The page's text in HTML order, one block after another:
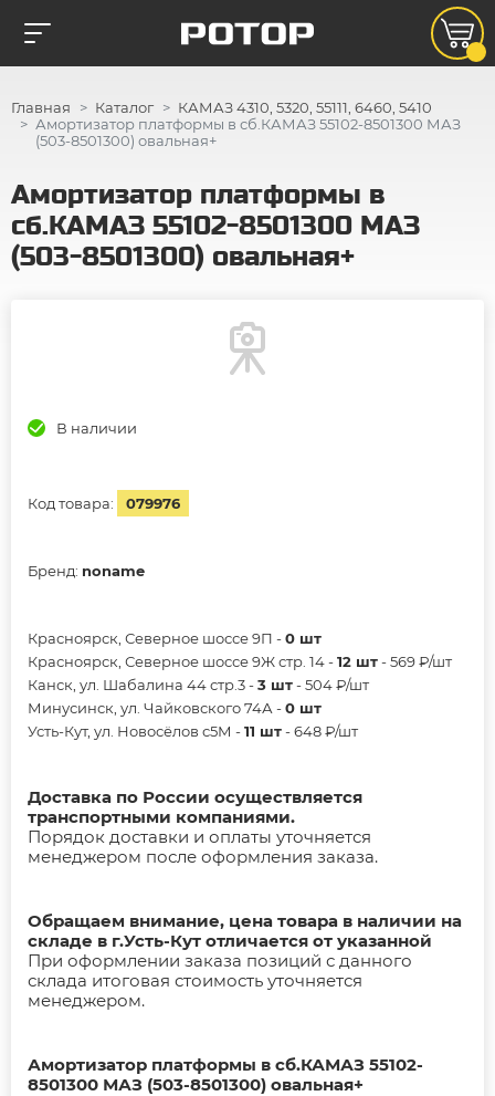
Главная Каталог
КАМАЗ 4310, 5320, 55111, 6460, 5410
Амортизатор платформы в сб.КАМАЗ 55102-8501300 МАЗ
(503-8501300) овальная+
Амортизатор платформы в
сб.КАМАЗ 55102-8501300 МАЗ
(503-8501300) овальная+
В наличии
Код товара: 079976
Бренд: noname
Красноярск, Северное шоссе 9П -0 шт
Красноярск, Северное шоссе 9Ж стр. 14 -12 шт- 569 ₽/шт
Канск, ул. Шабалина 44 стр.3 -3 шт- 504 ₽/шт
Минусинск, ул. Чайковского 74А -0 шт
Усть-Кут, ул. Новосёлов с5М -11 шт- 648 ₽/шт
Доставка по России осуществляется
транспортными компаниями.
Порядок доставки и оплаты уточняется
менеджером после оформления заказа.
Обращаем внимание, цена товара в наличии на
складе в г.Усть-Кут отличается от указанной
При оформлении заказа позиций с данного
склада итоговая стоимость уточняется
менеджером.
Амортизатор платформы в сб.КАМАЗ 55102-
8501300 МАЗ (503-8501300) овальная+